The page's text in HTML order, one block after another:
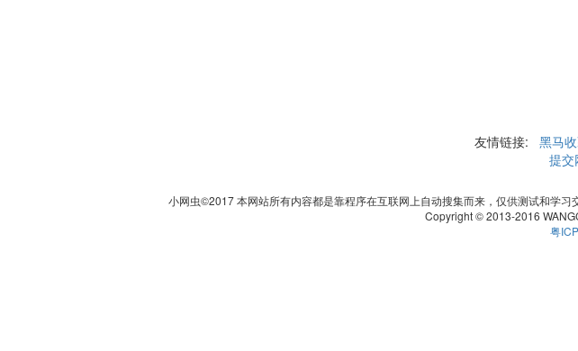
友情链接: 黑马
提交
小网虫©2017 本网站所有内容都是靠程序在互联网上自动搜集而来，仅供测试和学
Copyright © 2013-2016
粤